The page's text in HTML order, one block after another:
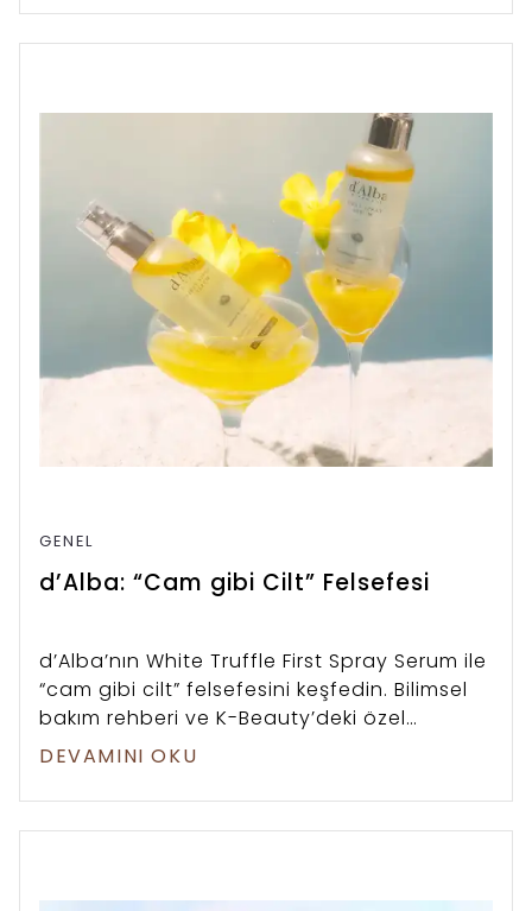
GENEL
d’Alba: “Cam gibi Cilt” Felsefesi
d’Alba’nın White Truffle First Spray Serum ile
“cam gibi cilt” felsefesini keşfedin. Bilimsel
bakım rehberi ve K-Beauty’deki özel
konumunu öğrenin.
DEVAMINI OKU